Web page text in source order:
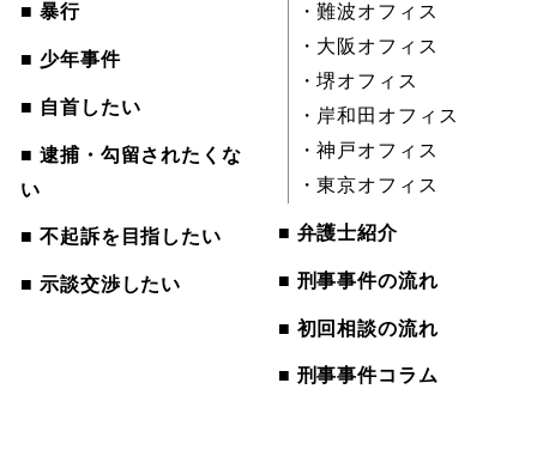
■ 暴行
■ 少年事件
■ 自首したい
■ 逮捕・勾留されたくな
い
■ 不起訴を目指したい
■ 示談交渉したい
・難波オフィス
・大阪オフィス
・堺オフィス
・岸和田オフィス
・神戸オフィス
・東京オフィス
■ 弁護士紹介
■ 刑事事件の流れ
■ 初回相談の流れ
■ 刑事事件コラム